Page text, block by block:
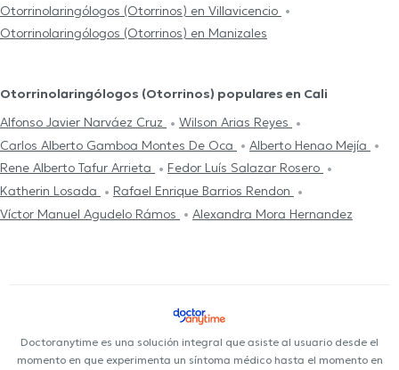
Otorrinolaringólogos (Otorrinos) en Villavicencio
Otorrinolaringólogos (Otorrinos) en Manizales
Otorrinolaringólogos (Otorrinos) populares en Cali
Alfonso Javier Narváez Cruz
Wilson Arias Reyes
Carlos Alberto Gamboa Montes De Oca
Alberto Henao Mejía
Rene Alberto Tafur Arrieta
Fedor Luís Salazar Rosero
Katherin Losada
Rafael Enrique Barrios Rendon
Víctor Manuel Agudelo Rámos
Alexandra Mora Hernandez
Doctoranytime es una solución integral que asiste al usuario desde el
momento en que experimenta un síntoma médico hasta el momento en